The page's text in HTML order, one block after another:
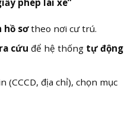
hồ sơtheo nơi cư trú.
cứu để hệ thống tự động
(CCCD, địa chỉ), chọn mục